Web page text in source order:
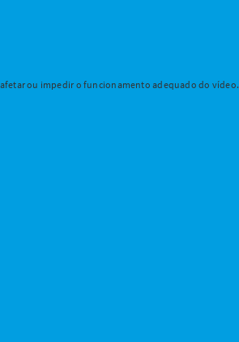
ou impedir o funcionamento adequado do